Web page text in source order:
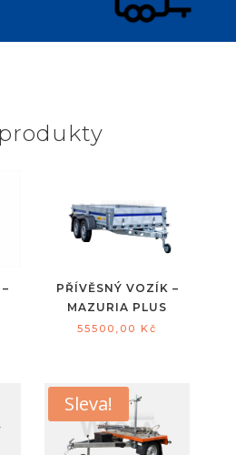
PŘÍVĚSNÝ VOZÍK –
MAZURIA PLUS
55500,00 Kč
Sleva!